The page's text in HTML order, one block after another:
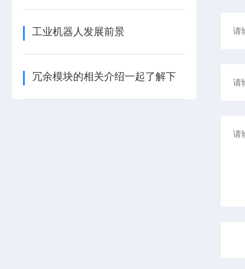
工业机器人发展前景
冗余模块的相关介绍一起了解下